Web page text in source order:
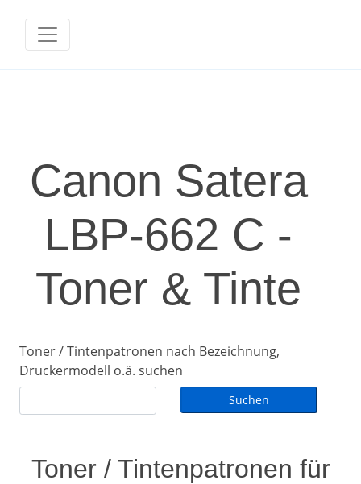
Canon Satera
LBP-662 C -
Toner & Tinte
Toner / Tintenpatronen nach Bezeichnung,
Druckermodell o.ä. suchen
Toner / Tintenpatronen für